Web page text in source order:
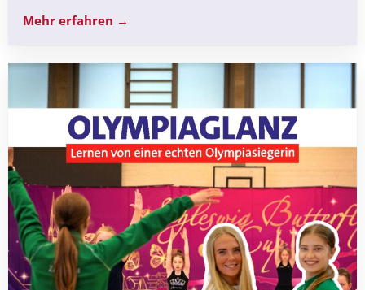
Mehr erfahren →